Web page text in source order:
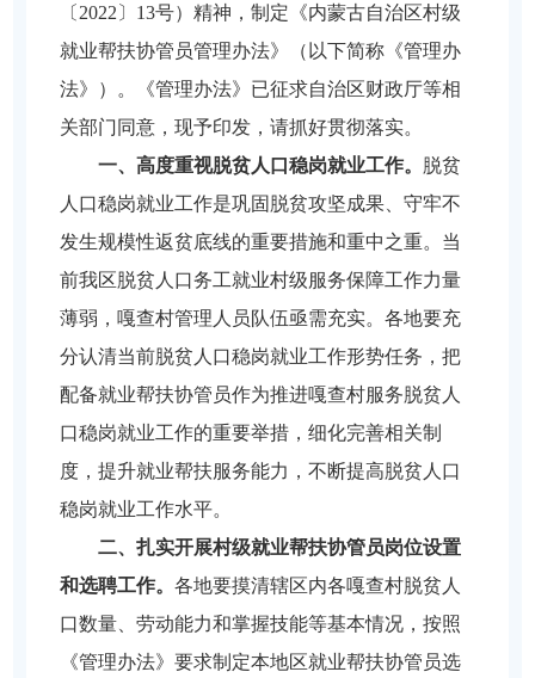
〔2022〕13号）精神，制定《内蒙古自治区村级
就业帮扶协管员管理办法》（以下简称《管理办
法》）。《管理办法》已征求自治区财政厅等相
关部门同意，现予印发，请抓好贯彻落实。
一、高度重视脱贫人口稳岗就业工作。
脱贫
人口稳岗就业工作是巩固脱贫攻坚成果、守牢不
发生规模性返贫底线的重要措施和重中之重。当
前我区脱贫人口务工就业村级服务保障工作力量
薄弱，嘎查村管理人员队伍亟需充实。各地要充
分认清当前脱贫人口稳岗就业工作形势任务，把
配备就业帮扶协管员作为推进嘎查村服务脱贫人
口稳岗就业工作的重要举措，细化完善相关制
度，提升就业帮扶服务能力，不断提高脱贫人口
稳岗就业工作水平。
二、扎实开展村级就业帮扶协管员岗位设置
和选聘工作。各地要摸清辖区内各嘎查村脱贫人
口数量、劳动能力和掌握技能等基本情况，按照
《管理办法》要求制定本地区就业帮扶协管员选